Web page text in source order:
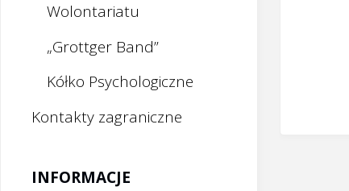
Wolontariatu
„Grottger Band”
Kółko Psychologiczne
Kontakty zagraniczne
INFORMACJE